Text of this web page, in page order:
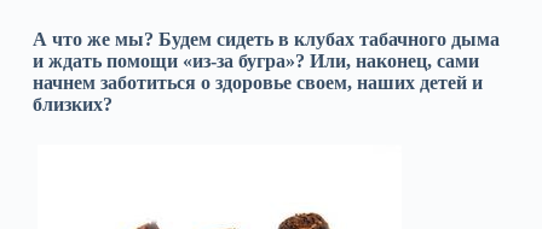
А что же мы? Будем сидеть в клубах табачного дыма
и ждать помощи «из-за бугра»? Или, наконец, сами
начнем заботиться о здоровье своем, наших детей и
близких?